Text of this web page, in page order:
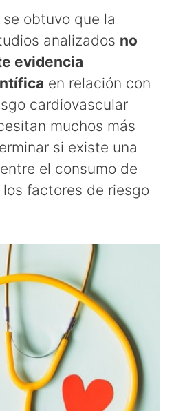
obtuvo que la
analizados no
evidencia
en relación con
cardiovascular
muchos más
si existe una
el consumo de
factores de riesgo